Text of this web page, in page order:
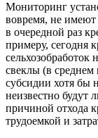
Мониторинг
вовремя, не имеют
в очередной раз
примеру, сегодня
сельхозобработок
свеклы (в среднем
субсидии хотя бы
неизвестно будут
причиной отхода
трудоемкой и